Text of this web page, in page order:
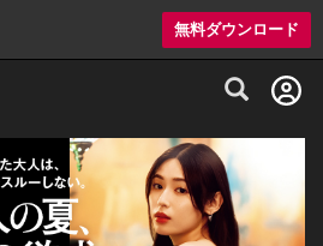
無料ダウンロード
グルメ情報・プレミアムレストラン予約